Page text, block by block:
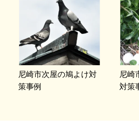
尼崎市次屋の鳩よけ対
策事例
尼崎
対策